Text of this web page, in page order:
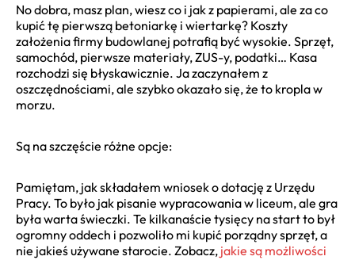
No dobra, masz plan, wiesz co i jak z papierami, ale za co
kupić tę pierwszą betoniarkę i wiertarkę? Koszty
założenia firmy budowlanej potrafią być wysokie. Sprzęt,
samochód, pierwsze materiały, ZUS-y, podatki… Kasa
rozchodzi się błyskawicznie. Ja zaczynałem z
oszczędnościami, ale szybko okazało się, że to kropla w
morzu.
Są na szczęście różne opcje:
Pamiętam, jak składałem wniosek o dotację z Urzędu
Pracy. To było jak pisanie wypracowania w liceum, ale gra
była warta świeczki. Te kilkanaście tysięcy na start to był
ogromny oddech i pozwoliło mi kupić porządny sprzęt, a
nie jakieś używane starocie. Zobacz, jakie są możliwości